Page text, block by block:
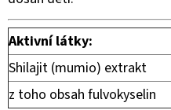
Aktivní látky:
Shilajit (mumio) extrakt
z toho obsah fulvokyselin